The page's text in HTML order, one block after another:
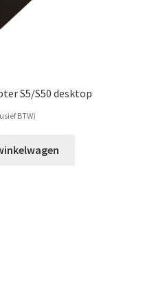
S5/S50 desktop
BTW)